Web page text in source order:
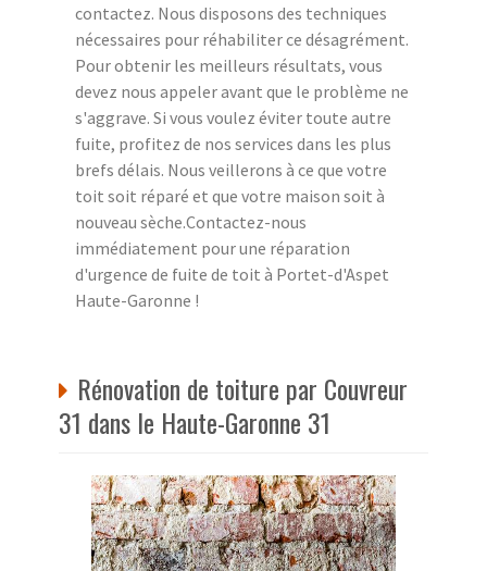
contactez. Nous disposons des techniques
nécessaires pour réhabiliter ce désagrément.
Pour obtenir les meilleurs résultats, vous
devez nous appeler avant que le problème ne
s'aggrave. Si vous voulez éviter toute autre
fuite, profitez de nos services dans les plus
brefs délais. Nous veillerons à ce que votre
toit soit réparé et que votre maison soit à
nouveau sèche.Contactez-nous
immédiatement pour une réparation
d'urgence de fuite de toit à Portet-d'Aspet
Haute-Garonne !
Rénovation de toiture par Couvreur
31 dans le Haute-Garonne 31